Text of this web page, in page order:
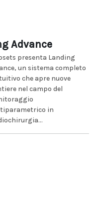
Advance
presenta Landing
un sistema completo
che apre nuove
nel campo del
in